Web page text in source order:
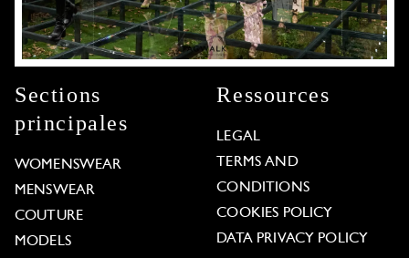
Sections
principales
WOMENSWEAR
MENSWEAR
COUTURE
MODELS
Ressources
LEGAL
TERMS AND
CONDITIONS
COOKIES POLICY
DATA PRIVACY POLICY